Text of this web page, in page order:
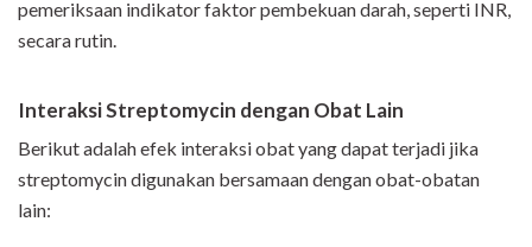
pemeriksaan indikator faktor pembekuan darah, seperti INR,
secara rutin.
InteraksiStreptomycin dengan Obat Lain
Berikut adalah efek interaksi obat yang dapat terjadi jika
streptomycin digunakan bersamaan dengan obat-obatan
lain: